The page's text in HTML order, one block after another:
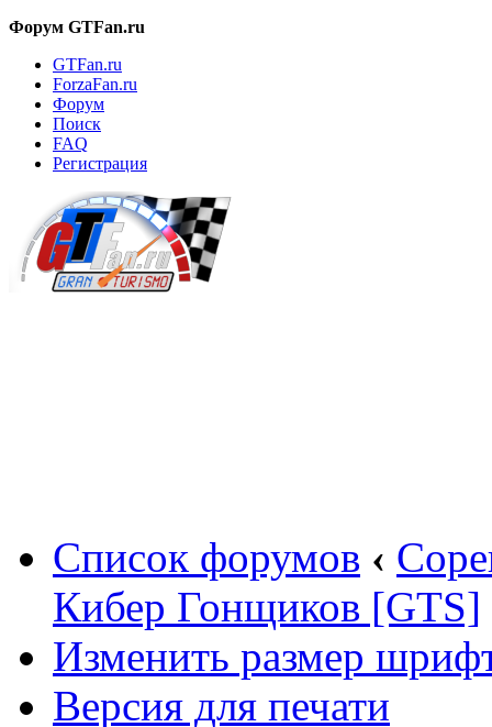
Форум GTFan.ru
GTFan.ru
ForzaFan.ru
Форум
Поиск
FAQ
Регистрация
Список форумов ‹
Кибер Гонщиков [GTS]
Изменить размер
Версия для печати